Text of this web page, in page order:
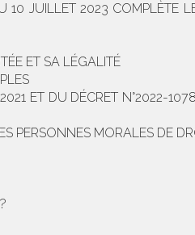
10 JUILLET 2023 COMPLÈTE
ET SA LÉGALITÉ
ET DU DÉCRET N°2022-
PERSONNES MORALES DE